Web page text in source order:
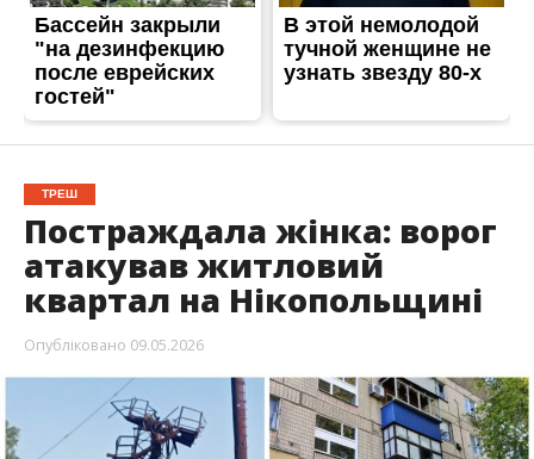
Опубліковано09.05.2026
Нікопольський район знову перебував під
атакою росіян. Ворог бив по Нікополю,
Мирівській та Червоногригорівській громадах.